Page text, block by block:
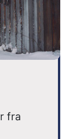
fra